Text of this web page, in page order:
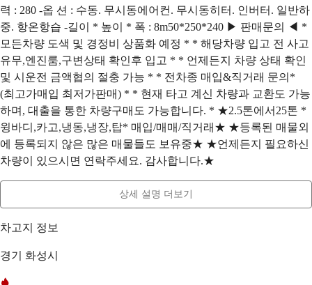
력 : 280 -옵 션 : 수동. 무시동에어컨. 무시동히터. 인버터. 일반하
중. 항온항습 -길이 * 높이 * 폭 : 8m50*250*240 ▶ 판매문의 ◀ *
모든차량 도색 및 경정비 상품화 예정 * * 해당차량 입고 전 사고
유무,엔진룸,구변상태 확인후 입고 * * 언제든지 차량 상태 확인
및 시운전 금액협의 절충 가능 * * 전차종 매입&직거래 문의*
(최고가매입 최저가판매) * * 현재 타고 계신 차량과 교환도 가능
하며, 대출을 통한 차량구매도 가능합니다. * ★2.5톤에서25톤 *
윙바디,카고,냉동,냉장,탑* 매입/매매/직거래★ ★등록된 매물외
에 등록되지 않은 많은 매물들도 보유중★ ★언제든지 필요하신
차량이 있으시면 연락주세요. 감사합니다.★
상세 설명 더보기
차고지 정보
경기 화성시